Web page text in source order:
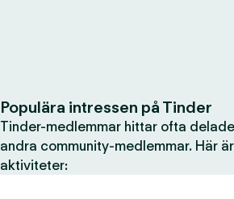
Populära intressen på Tinder
Tinder-medlemmar hittar ofta
andra community-medlemmar. Här
aktiviteter: